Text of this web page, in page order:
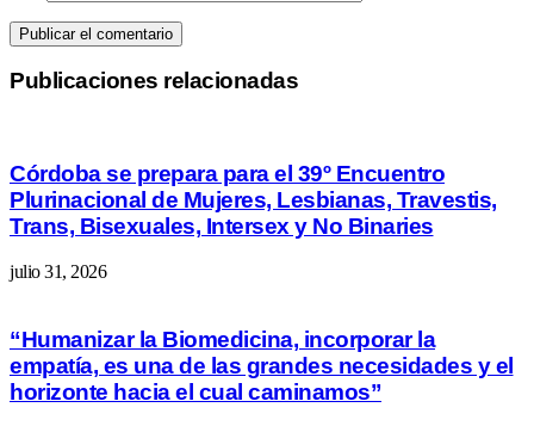
Publicaciones relacionadas
Córdoba se prepara para el 39º Encuentro
Plurinacional de Mujeres, Lesbianas, Travestis,
Trans, Bisexuales, Intersex y No Binaries
julio 31, 2026
“Humanizar la Biomedicina, incorporar la
empatía, es una de las grandes necesidades y el
horizonte hacia el cual caminamos”